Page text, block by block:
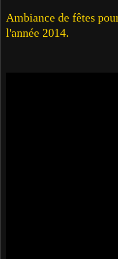
Ambiance de fêtes
l'année 2014.